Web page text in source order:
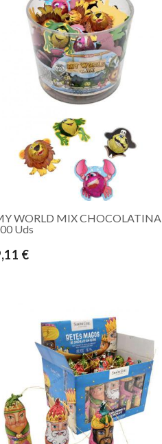
WORLD MIX CHOCOLATINA
Uds
€